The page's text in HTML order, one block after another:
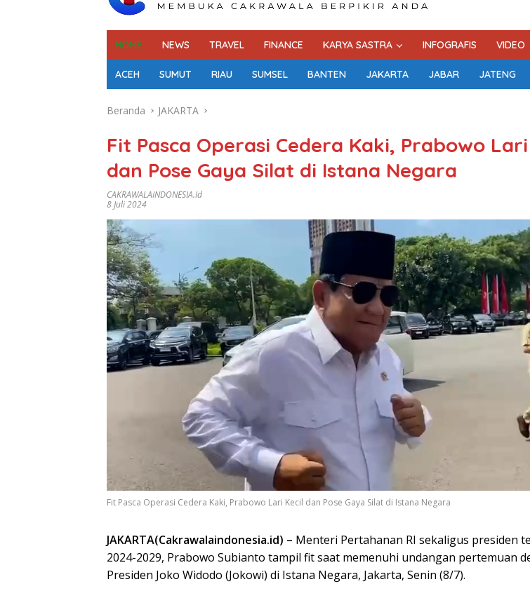
HOME NEWS TRAVEL FINANCE KARYA SASTRA INFOGRAFIS VIDEO
ACEH SUMUT RIAU SUMSEL BANTEN JAKARTA JABAR JATENG
Beranda JAKARTA
Fit Pasca Operasi Cedera Kaki, Prabowo
dan Pose Gaya Silat di Istana Negara
CAKRAWALAINDONESIA.id
8 Juli 2024
Fit Pasca Operasi Cedera Kaki, Prabowo Lari Kecil dan Pose Gaya Silat di Istana Negara
JAKARTA(Cakrawalaindonesia.id) – Menteri Pertahanan RI sekaligus presiden
2024-2029, Prabowo Subianto tampil fit saat memenuhi undangan pertemuan
Presiden Joko Widodo (Jokowi) di Istana Negara, Jakarta, Senin (8/7).